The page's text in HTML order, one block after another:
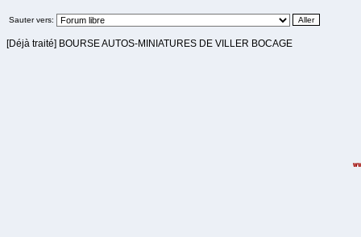
Sauter vers:
[Déjà traité] BOURSE AUTOS-MINIATURES DE VILLER BOCAGE